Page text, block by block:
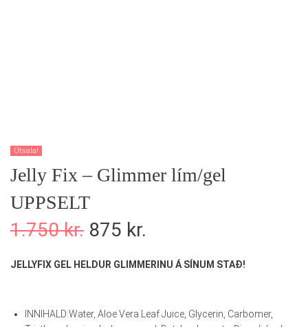
Útsala!
Jelly Fix – Glimmer lím/gel
UPPSELT
1.750kr. 875 kr.
JELLYFIX GEL HELDUR GLIMMERINU Á SÍNUM STAÐ!
INNIHALD:Water, Aloe Vera Leaf Juice, Glycerin, Carbomer,